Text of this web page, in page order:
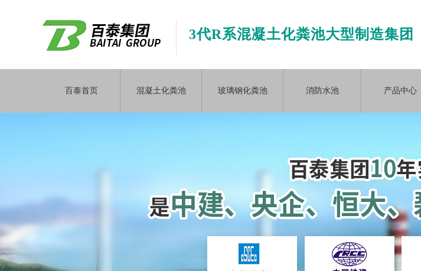
3代R系混凝土化粪池大型制造集团
百泰首页 混凝土化粪池 玻璃钢化粪池 消防水池 产品中心